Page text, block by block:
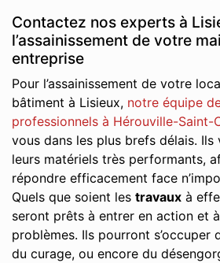
Contactez nos experts à
l’assainissement de votre
entreprise
Pour l’assainissement de votre
bâtiment à Lisieux, notre équipe
professionnels à Hérouville-Saint-
vous dans les plus brefs délais. Ils
leurs matériels très performants,
répondre efficacement face
Quels que soient les travaux à
seront prêts à entrer en action et
problèmes. Ils pourront s’occuper
du curage, ou encore du